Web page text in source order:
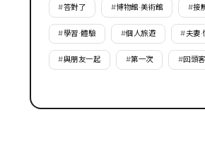
#答對了 #博物館·美術館 #接
#學習·體驗 #個人旅遊 #夫妻
#與朋友一起 #第一次 #回頭客